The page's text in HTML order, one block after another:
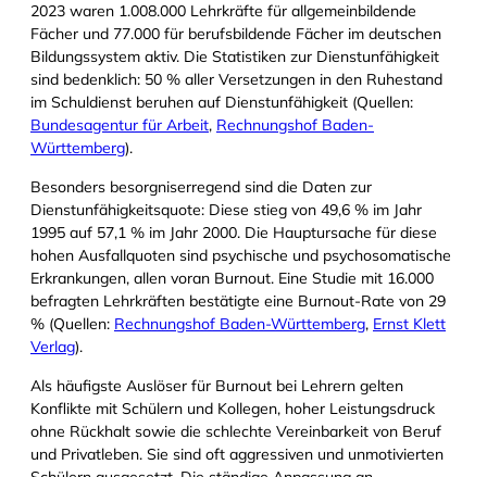
2023 waren 1.008.000 Lehrkräfte für allgemeinbildende
Fächer und 77.000 für berufsbildende Fächer im deutschen
Bildungssystem aktiv. Die Statistiken zur Dienstunfähigkeit
sind bedenklich: 50 % aller Versetzungen in den Ruhestand
im Schuldienst beruhen auf Dienstunfähigkeit (Quellen:
Bundesagentur für Arbeit, Rechnungshof Baden-
Württemberg).
Besonders besorgniserregend sind die Daten zur
Dienstunfähigkeitsquote: Diese stieg von 49,6 % im Jahr
1995 auf 57,1 % im Jahr 2000. Die Hauptursache für diese
hohen Ausfallquoten sind psychische und psychosomatische
Erkrankungen, allen voran Burnout. Eine Studie mit 16.000
befragten Lehrkräften bestätigte eine Burnout-Rate von 29
% (Quellen: Rechnungshof Baden-Württemberg, Ernst Klett
Verlag).
Als häufigste Auslöser für Burnout bei Lehrern gelten
Konflikte mit Schülern und Kollegen, hoher Leistungsdruck
ohne Rückhalt sowie die schlechte Vereinbarkeit von Beruf
und Privatleben. Sie sind oft aggressiven und unmotivierten